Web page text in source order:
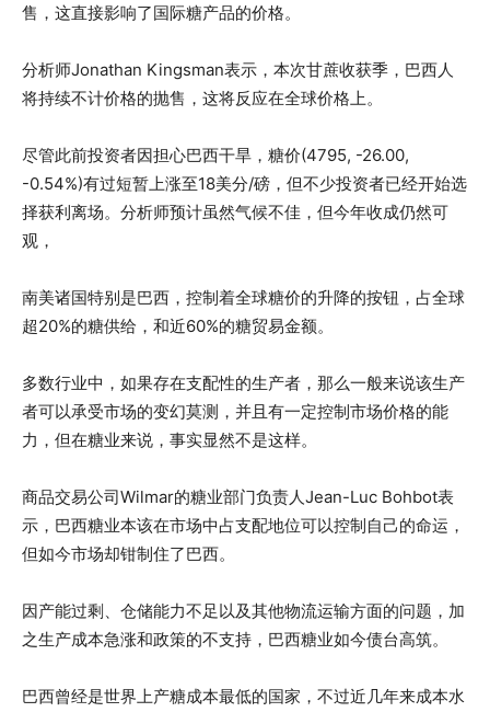
售，这直接影响了国际糖产品的价格。
分析师Jonathan Kingsman表示，本次甘蔗收获季，巴西人
将持续不计价格的抛售，这将反应在全球价格上。
尽管此前投资者因担心巴西干旱，糖价(4795, -26.00,
-0.54%)有过短暂上涨至18美分/磅，但不少投资者已经开始选
择获利离场。分析师预计虽然气候不佳，但今年收成仍然可
观，
南美诸国特别是巴西，控制着全球糖价的升降的按钮，占全球
超20%的糖供给，和近60%的糖贸易金额。
多数行业中，如果存在支配性的生产者，那么一般来说该生产
者可以承受市场的变幻莫测，并且有一定控制市场价格的能
力，但在糖业来说，事实显然不是这样。
商品交易公司Wilmar的糖业部门负责人Jean-Luc Bohbot表
示，巴西糖业本该在市场中占支配地位可以控制自己的命运，
但如今市场却钳制住了巴西。
因产能过剩、仓储能力不足以及其他物流运输方面的问题，加
之生产成本急涨和政策的不支持，巴西糖业如今债台高筑。
巴西曾经是世界上产糖成本最低的国家，不过近几年来成本水